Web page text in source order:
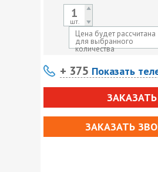
шт.
Цена будет рассчитана
для выбранного
количества
+ 375 Показать
ЗАКАЗАТЬ
ЗАКАЗАТЬ